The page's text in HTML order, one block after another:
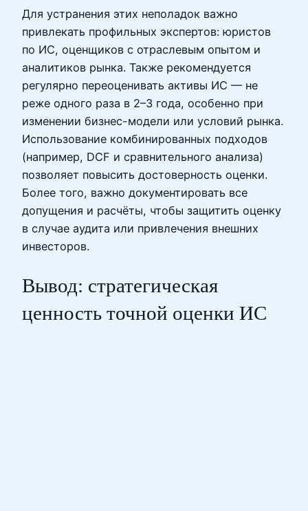
Для устранения этих неполадок важно
привлекать профильных экспертов: юристов
по ИС, оценщиков с отраслевым опытом и
аналитиков рынка. Также рекомендуется
регулярно переоценивать активы ИС — не
реже одного раза в 2–3 года, особенно при
изменении бизнес-модели или условий рынка.
Использование комбинированных подходов
(например, DCF и сравнительного анализа)
позволяет повысить достоверность оценки.
Более того, важно документировать все
допущения и расчёты, чтобы защитить оценку
в случае аудита или привлечения внешних
инвесторов.
Вывод: стратегическая
ценность точной оценки ИС